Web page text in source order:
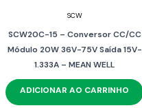
SCW
SCW20C-15 – Conversor CC/CC
Módulo 20W 36V-75V Saída 15V-
1.333A – MEAN WELL
ADICIONAR AO CARRINHO